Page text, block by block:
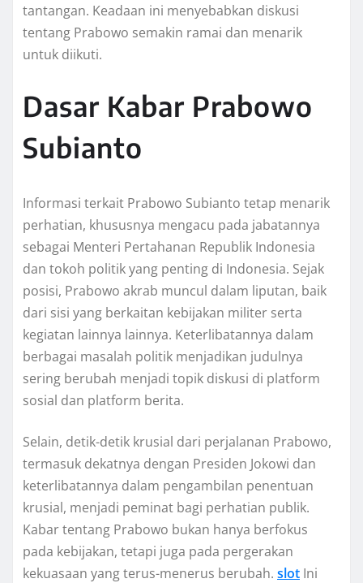
tantangan. Keadaan ini menyebabkan diskusi
tentang Prabowo semakin ramai dan menarik
untuk diikuti.
Dasar Kabar Prabowo
Subianto
Informasi terkait Prabowo Subianto tetap menarik
perhatian, khususnya mengacu pada jabatannya
sebagai Menteri Pertahanan Republik Indonesia
dan tokoh politik yang penting di Indonesia. Sejak
posisi, Prabowo akrab muncul dalam liputan, baik
dari sisi yang berkaitan kebijakan militer serta
kegiatan lainnya lainnya. Keterlibatannya dalam
berbagai masalah politik menjadikan judulnya
sering berubah menjadi topik diskusi di platform
sosial dan platform berita.
Selain, detik-detik krusial dari perjalanan Prabowo,
termasuk dekatnya dengan Presiden Jokowi dan
keterlibatannya dalam pengambilan penentuan
krusial, menjadi peminat bagi perhatian publik.
Kabar tentang Prabowo bukan hanya berfokus
pada kebijakan, tetapi juga pada pergerakan
kekuasaan yang terus-menerus berubah. slot Ini